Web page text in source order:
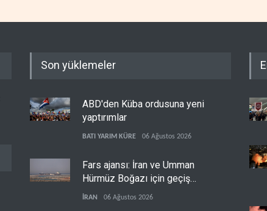
Son yüklemeler
ABD'den Küba ordusuna yeni
yaptırımlar
BATI YARIM KÜRE 06 Ağustos 2026
Fars ajansı: İran ve Umman
Hürmüz Boğazı için geçiş
koridorlarında anlaştı
İRAN 06 Ağustos 2026